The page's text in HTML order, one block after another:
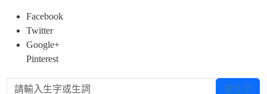
Facebook
Twitter
Google+
Pinterest
請輸入生字或生詞 查生字